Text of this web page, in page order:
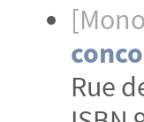
Rue